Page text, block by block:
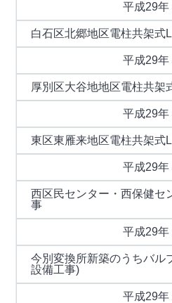
平成29年
白石区北郷地区電柱共架式
平成29年
厚別区大谷地地区電柱共架
平成29年
東区東雁来地区電柱共架式
平成29年
西区民センター・西保健セ
事
平成29年
今別変換所新築のうちバル
設備工事)
平成29年